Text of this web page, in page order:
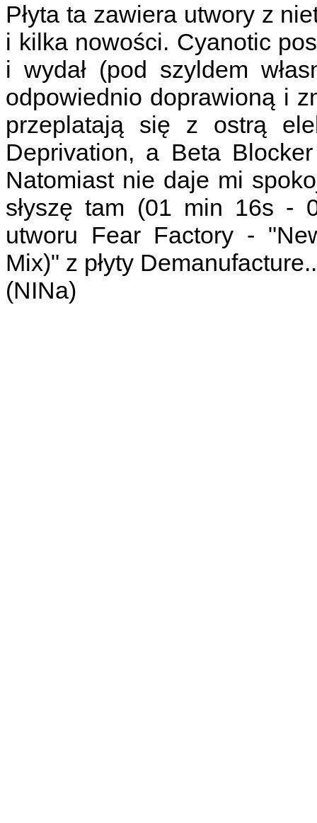
Płyta ta zawiera utwory z
i kilka nowości. Cyanotic
i wydał (pod szyldem
odpowiednio doprawioną i
przeplatają się z ostrą
Deprivation, a Beta
Natomiast nie daje mi
słyszę tam (01 min 16s -
utworu Fear Factory -
Mix)" z płyty
(NINa)